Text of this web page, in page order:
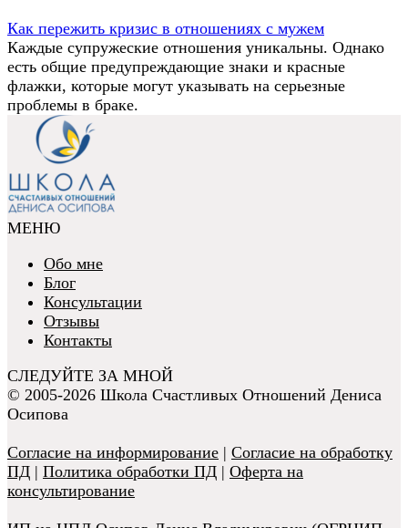
Как пережить кризис в отношениях с мужем
Каждые супружеские отношения уникальны. Однако
есть общие предупреждающие знаки и красные
флажки, которые могут указывать на серьезные
проблемы в браке.
МЕНЮ
Обо мне
Блог
Консультации
Отзывы
Контакты
СЛЕДУЙТЕ ЗА МНОЙ
© 2005-2026 Школа Счастливых Отношений Дениса
Осипова
Согласие на информирование | Согласие на обработку
ПД | Политика обработки ПД | Оферта на
консультирование